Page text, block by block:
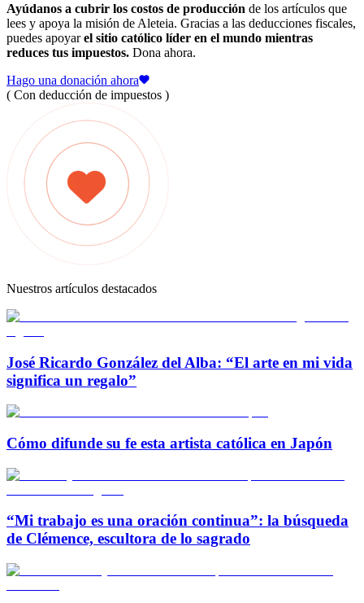
Ayúdanos a cubrir los costos de producción de los artículos que
lees y apoya la misión de Aleteia. Gracias a las deducciones fiscales,
puedes apoyarel sitio católico líder en el mundo mientras
reduces tus impuestos. Dona ahora.
Hago una donación ahora
( Con deducción de impuestos )
Nuestros artículos destacados
José Ricardo González del Alba: “El arte en mi vida
significa un regalo”
Cómo difunde su fe esta artista católica en Japón
“Mi trabajo es una oración continua”: la búsqueda
de Clémence, escultora de lo sagrado